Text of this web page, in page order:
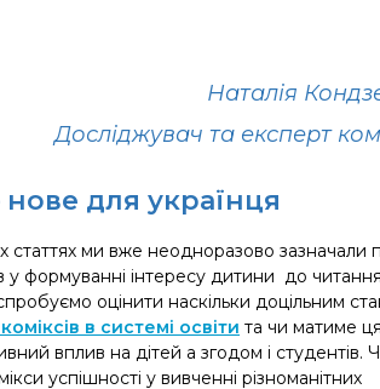
Наталія
Досліджувач та експерт
нове для українця
ми вже неодноразово зазначали
у формуванні інтересу дитини до
оцінити наскільки доцільним
в системі освіти та чи матиме
вплив на дітей а згодом і студентів.
успішності у вивченні різноманітних